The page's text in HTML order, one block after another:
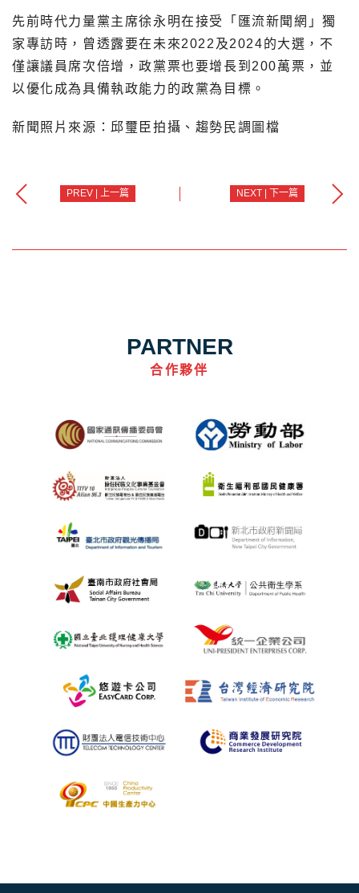
先前時代力量黨主席徐永明在接受「匯流新聞網」獨
家專訪時，曾透露要在未來2022及2024的大選，不
僅讓議員席次倍增，政黨票也要增長到200萬票，並
以優化成為具備執政能力的政黨為目標。
新聞照片來源：邱璽臣拍攝、趨勢民調圖檔
PREV | 上一篇 NEXT | 下一篇
PARTNER
合作夥伴